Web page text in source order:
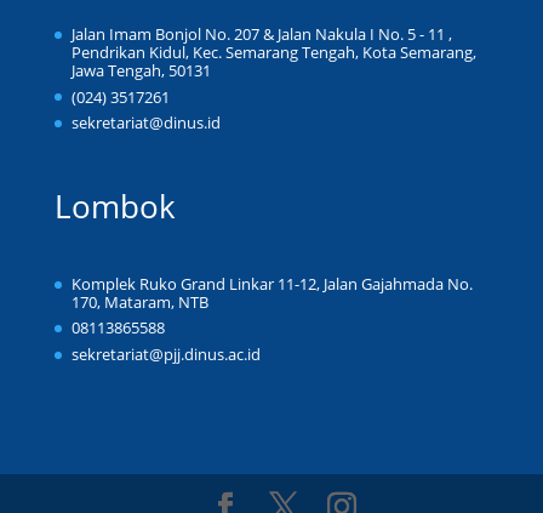
Jalan Imam Bonjol No. 207 & Jalan Nakula I No. 5 - 11 ,
Pendrikan Kidul, Kec. Semarang Tengah, Kota Semarang,
Jawa Tengah, 50131
(024) 3517261
sekretariat@dinus.id
Lombok
Komplek Ruko Grand Linkar 11-12, Jalan Gajahmada No.
170, Mataram, NTB
08113865588
sekretariat@pjj.dinus.ac.id